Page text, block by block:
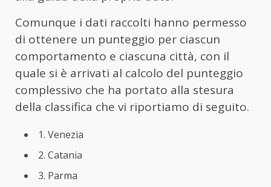
Comunque i dati raccolti hanno permesso
di ottenere un punteggio per ciascun
comportamento e ciascuna città, con il
quale si è arrivati al calcolo del punteggio
complessivo che ha portato alla stesura
della classifica che vi riportiamo di seguito.
1. Venezia
2. Catania
3. Parma